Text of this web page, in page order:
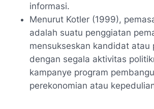
informasi.
Menurut Kotler (1999),
adalah suatu penggiatan
mensukseskan kandidat atau
dengan segala aktivitas
kampanye program
perekonomian atau